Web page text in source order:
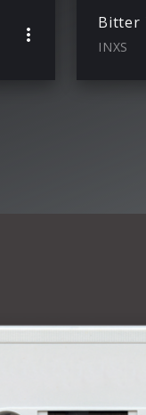
Bitter
INXS